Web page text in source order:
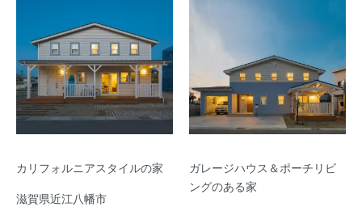
カリフォルニアスタイルの家
滋賀県近江八幡市
ガレージハウス＆ポーチリビ
ングのある家